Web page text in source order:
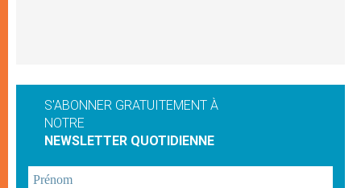
S'ABONNER GRATUITEMENT À
NOTRE
NEWSLETTER QUOTIDIENNE